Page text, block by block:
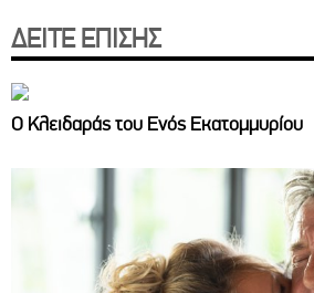
ΔΕΙΤΕ ΕΠΙΣΗΣ
Ο Κλειδαράς του Ενός Εκατομμυρίου